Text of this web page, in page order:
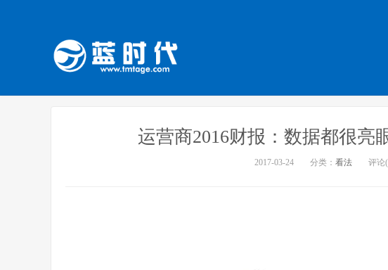
运营商2016财报：数据都很亮
2017-03-24 分类： 看法 评论